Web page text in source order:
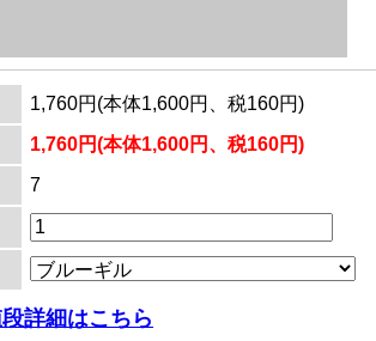
1,760円(本体1,600円、税160円)
1,760円(本体1,600円、税160円)
7
詳細はこちら